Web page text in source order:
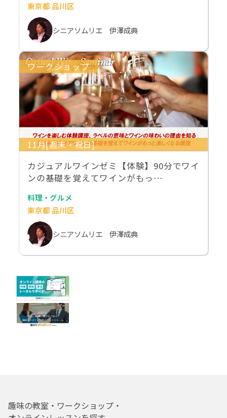
東京都 品川区
シニアソムリエ 伊澤成典
ワークショップ
11月[週末・祝日]
カジュアルワインゼミ【体験】90分でワイ
ンの基礎を覚えてワインがもっ…
料理・グルメ
東京都 品川区
シニアソムリエ 伊澤成典
趣味の教室・ワークショップ・